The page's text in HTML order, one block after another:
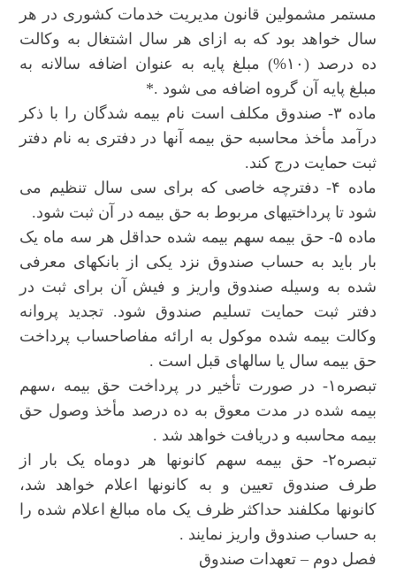
مستمر مشمولین قانون مدیریت خدمات کشوری در هر
سال خواهد بود که به ازای هر سال اشتغال به وکالت
ده درصد (۱۰%) مبلغ پایه به عنوان اضافه سالانه به
مبلغ پایه آن گروه اضافه می شود .*
ماده ۳- صندوق مکلف است نام بیمه شدگان را با ذکر
درآمد مأخذ محاسبه حق بیمه آنها در دفتری به نام دفتر
ثبت حمایت درج کند.
ماده ۴- دفترچه خاصی که برای سی سال تنظیم می
شود تا پرداختیهای مربوط به حق بیمه در آن ثبت شود.
ماده ۵- حق بیمه سهم بیمه شده حداقل هر سه ماه یک
بار باید به حساب صندوق نزد یکی از بانکهای معرفی
شده به وسیله صندوق واریز و فیش آن برای ثبت در
دفتر ثبت حمایت تسلیم صندوق شود. تجدید پروانه
وکالت بیمه شده موکول به ارائه مفاصاحساب پرداخت
حق بیمه سال یا سالهای قبل است .
تبصره۱- در صورت تأخیر در پرداخت حق بیمه ،سهم
بیمه شده در مدت معوق به ده درصد مأخذ وصول حق
بیمه محاسبه و دریافت خواهد شد .
تبصره۲- حق بیمه سهم کانونها هر دوماه یک بار از
طرف صندوق تعیین و به کانونها اعلام خواهد شد،
کانونها مکلفند حداکثر ظرف یک ماه مبالغ اعلام شده را
به حساب صندوق واریز نمایند .
فصل دوم – تعهدات صندوق